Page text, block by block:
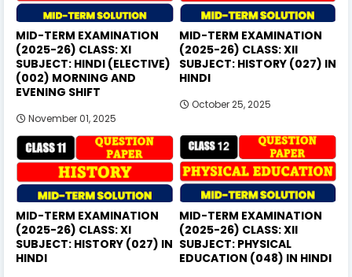
MID-TERM EXAMINATION
(2025-26) CLASS: XI
SUBJECT: HINDI (ELECTIVE)
(002) MORNING AND
EVENING SHIFT
November 01, 2025
MID-TERM EXAMINATION
(2025-26) CLASS: XII
SUBJECT: HISTORY (027) IN
HINDI
October 25, 2025
MID-TERM EXAMINATION
(2025-26) CLASS: XI
SUBJECT: HISTORY (027) IN
HINDI
MID-TERM EXAMINATION
(2025-26) CLASS: XII
SUBJECT: PHYSICAL
EDUCATION (048) IN HINDI